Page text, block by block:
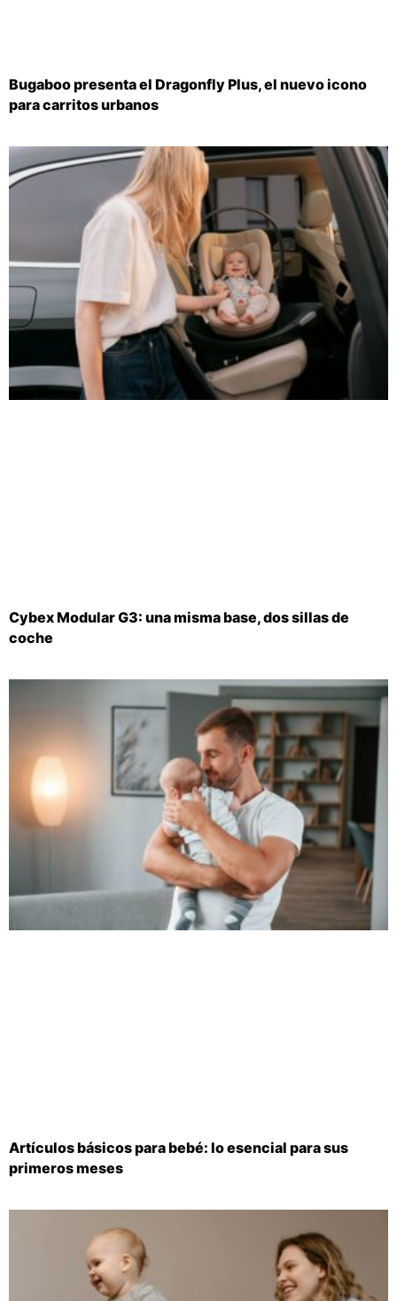
Bugaboo presenta el Dragonfly Plus, el nuevo icono
para carritos urbanos
Cybex Modular G3: una misma base, dos sillas de
coche
Artículos básicos para bebé: lo esencial para sus
primeros meses